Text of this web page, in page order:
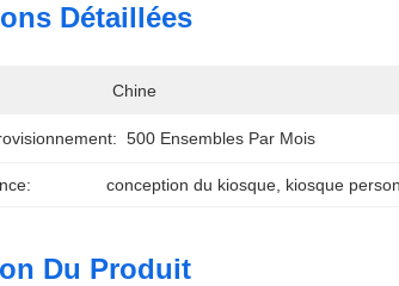
Détaillées
Chine
500 Ensembles Par Mois
conception du kiosque, kiosque
Du Produit